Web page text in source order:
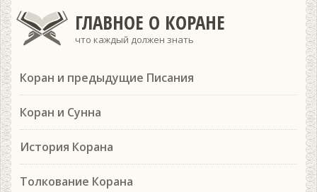
ГЛАВНОЕ О КОРАНЕ
что каждый должен знать
Коран и предыдущие Писания
Коран и Сунна
История Корана
Толкование Корана